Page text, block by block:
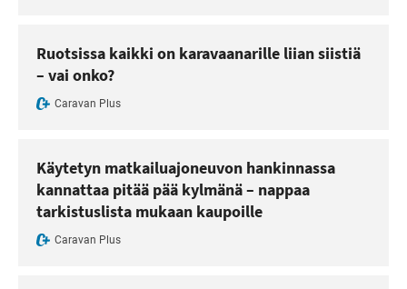
Ruotsissa kaikki on karavaanarille liian siistiä
– vai onko?
Caravan Plus
Käytetyn matkailuajoneuvon hankinnassa
kannattaa pitää pää kylmänä – nappaa
tarkistuslista mukaan kaupoille
Caravan Plus